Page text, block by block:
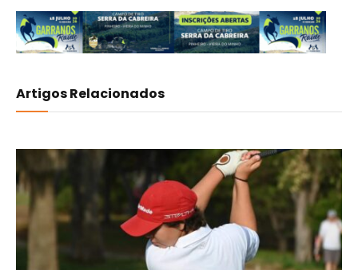
Artigos Relacionados